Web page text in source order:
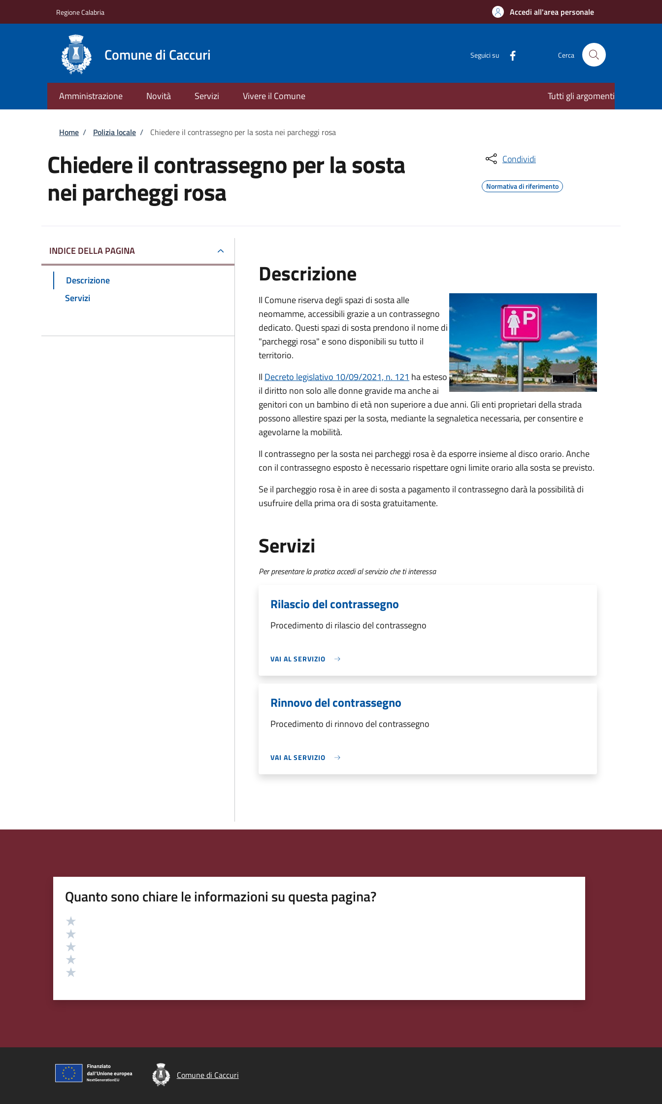
Regione Calabria Accedi all'area personale
Comune di Caccuri Seguici su Cerca
Amministrazione Novità Servizi Vivere il Comune Tutti gli argomenti
Briciole di pane
Home / Polizia locale / Chiedere il contrassegno per la sosta nei parcheggi rosa
Chiedere il contrassegno per la sosta
nei parcheggi rosa
Condividi
Normativa di riferimento
INDICE DELLA PAGINA
Descrizione
Servizi
Descrizione
Il Comune riserva degli spazi di sosta alle
neomamme, accessibili grazie a un contrassegno
dedicato. Questi spazi di sosta prendono il nome di
"parcheggi rosa" e sono disponibili su tutto il
territorio.
Il Decreto legislativo 10/09/2021, n. 121 ha esteso
il diritto non solo alle donne gravide ma anche ai
genitori con un bambino di età non superiore a due anni. Gli enti proprietari della strada
possono allestire spazi per la sosta, mediante la segnaletica necessaria, per consentire e
agevolarne la mobilità.
Il contrassegno per la sosta nei parcheggi rosa è da esporre insieme al disco orario. Anche
con il contrassegno esposto è necessario rispettare ogni limite orario alla sosta se previsto.
Se il parcheggio rosa è in aree di sosta a pagamento il contrassegno darà la possibilità di
usufruire della prima ora di sosta gratuitamente.
Servizi
Per presentare la pratica accedi al servizio che ti interessa
Rilascio del contrassegno
Procedimento di rilascio del contrassegno
VAI AL SERVIZIO
Rinnovo del contrassegno
Procedimento di rinnovo del contrassegno
VAI AL SERVIZIO
Quanto sono chiare le informazioni su questa pagina?
Valutazione
Comune di Caccuri